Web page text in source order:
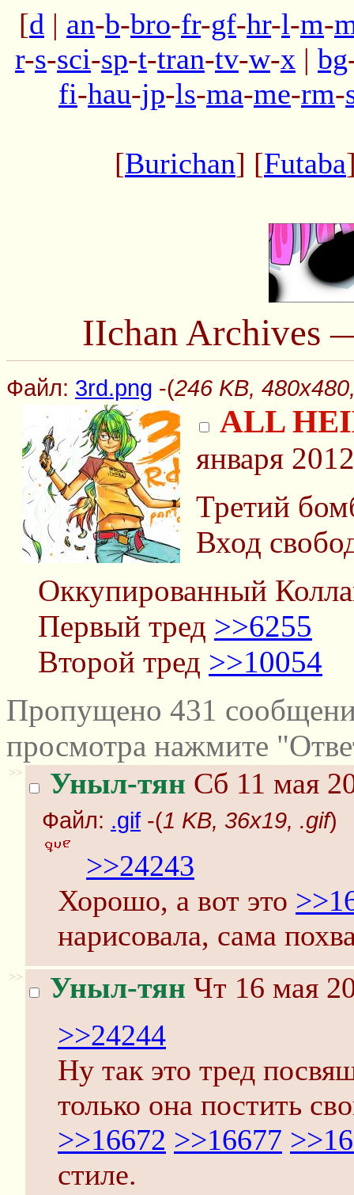
[d | an-b-bro-fr-gf-hr-l-m-
r-s-sci-sp-t-tran-tv-w-x | bg
fi-hau-jp-ls-ma-me-rm-
[Burichan] [Futaba
IIchan Archives
Файл: 3rd.png -(246 KB,
ALL
января
Третий
Вход
Оккупированный
Первый тред >>6255
Второй тред >>10054
Пропущено 431
просмотра нажмите
>> Уныл-тян Сб 11 мая
Файл: .gif -(1 KB, 36x19, .gif)
>>24243
Хорошо, а вот это
нарисовала, сама
>> Уныл-тян Чт 16 мая
>>24244
Ну так это тред
только она постить
>>16672 >>16677
стиле.